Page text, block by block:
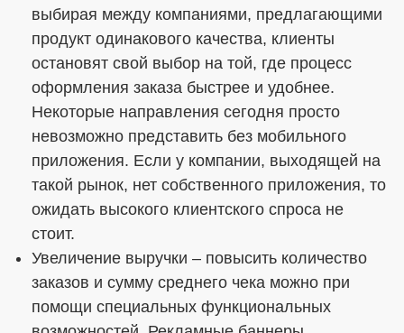
выбирая между компаниями, предлагающими
продукт одинакового качества, клиенты
остановят свой выбор на той, где процесс
оформления заказа быстрее и удобнее.
Некоторые направления сегодня просто
невозможно представить без мобильного
приложения. Если у компании, выходящей на
такой рынок, нет собственного приложения, то
ожидать высокого клиентского спроса не
стоит.
Увеличение выручки – повысить количество
заказов и сумму среднего чека можно при
помощи специальных функциональных